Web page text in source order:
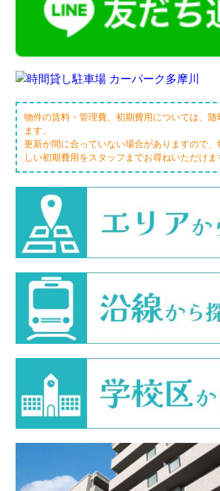
物件の賃料・管理費、初期費用については、随
ます。
更新が間に合っていない場合がありますので
しい初期費用をスタッフまでお尋ねいただけま